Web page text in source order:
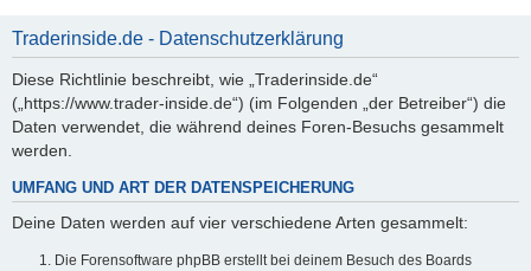
Traderinside.de - Datenschutzerklärung
Diese Richtlinie beschreibt, wie „Traderinside.de“
(„https://www.trader-inside.de“) (im Folgenden „der Betreiber“) die
Daten verwendet, die während deines Foren-Besuchs gesammelt
werden.
UMFANG UND ART DER DATENSPEICHERUNG
Deine Daten werden auf vier verschiedene Arten gesammelt:
Die Forensoftware phpBB erstellt bei deinem Besuch des Boards